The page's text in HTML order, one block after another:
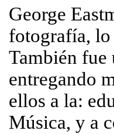
George
fotografía,
También fue
entregando
ellos a la:
Música, y a